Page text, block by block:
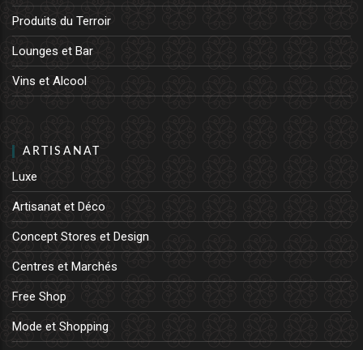
Produits du Terroir
Lounges et Bar
Vins et Alcool
ARTISANAT
Luxe
Artisanat et Déco
Concept Stores et Design
Centres et Marchés
Free Shop
Mode et Shopping